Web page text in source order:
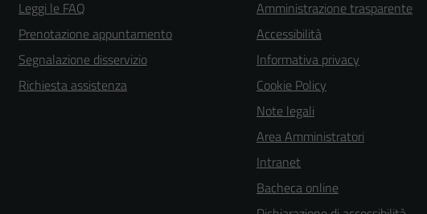
Leggi le FAQ
Prenotazione appuntamento
Segnalazione disservizio
Richiesta assistenza
Amministrazione trasparente
Accessibilità
Informativa privacy
Cookie Policy
Note legali
Area Amministratori
Intranet
Bacheca online